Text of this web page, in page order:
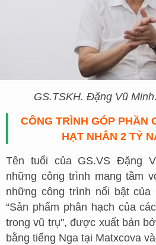
GS.TSKH. Đặng Vũ
CÔNG TRÌNH GÓP PHẦN
HẠT NHÂN 2 TỶ
Tên tuổi của GS.VS Đặng
những công trình mang tầm
những công trình nổi bật
“Sản phẩm phân hạch của
trong vũ trụ", được xuất bản
bằng tiếng Nga tại Matxcova